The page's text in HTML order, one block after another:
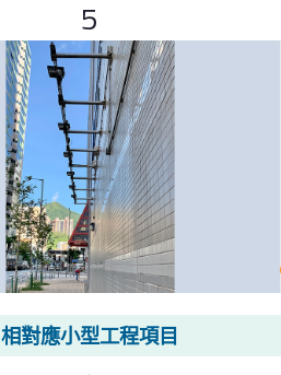
5
相對應小型工程項目